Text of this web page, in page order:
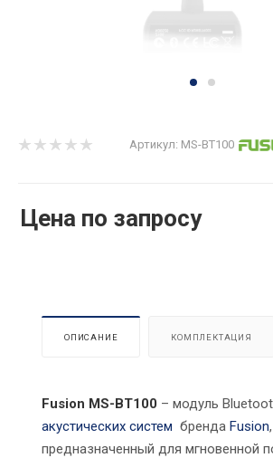
Артикул: MS-BT100
Цена по запросу
ОПИСАНИЕ КОМПЛЕКТАЦИЯ
Fusion MS-BT100 – модуль
акустических систем бренда Fusion,
предназначенный для мгновенной